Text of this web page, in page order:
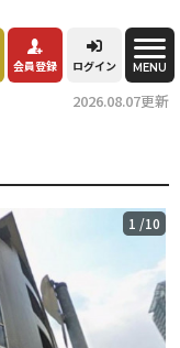
会員登録 ログイン MENU
2026.08.07更新
1 /10